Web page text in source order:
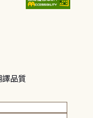
品質